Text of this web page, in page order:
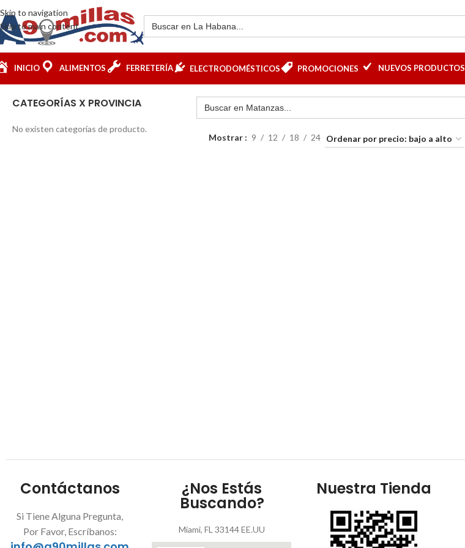
Skip to navigation
Skip to main content
INICIO ALIMENTOS FERRETERÍA ELECTRODOMÉSTICOS PROMOCIONES NUEVOS PRODUCTOS
CATEGORÍAS X PROVINCIA
No existen categorías de producto.
Mostrar 9 12 18 24
Contáctanos
Si Tiene Alguna Pregunta,
Por Favor, Escríbanos:
¿Nos Estás
Buscando?
Miami, FL 33144 EE.UU
Nuestra Tienda